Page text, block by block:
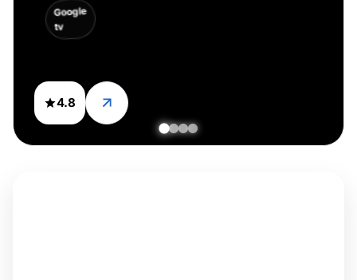
Google
tv
4.8